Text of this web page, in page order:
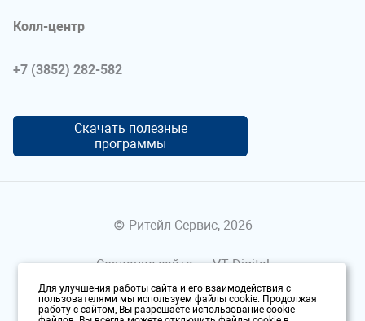
Колл-центр
+7 (3852) 282-582
Скачать полезные
программы
© Ритейл Сервис, 2026
Создание сайта —VT Digital
Политика конфиденциальности
Для улучшения работы сайта и его взаимодействия с
пользователями мы используем файлы cookie. Продолжая
работу с сайтом, Вы разрешаете использование cookie-